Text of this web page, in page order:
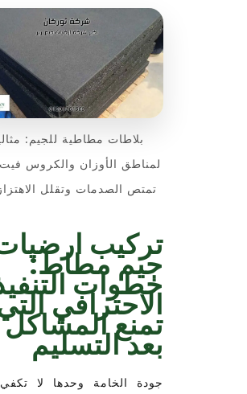
بلاطات مطاطية للجيم:
لمناطق الأوزان والكروس فيت
تمتص الصدمات وتقلل
تركيب
جيم مطاط:
خطوات
الاحترافي
تمنع المشاكل
بعد التسليم
جودة الخامة وحدها لا